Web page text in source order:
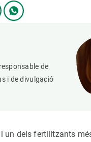
de
i de divulgació
un dels fertilitzants